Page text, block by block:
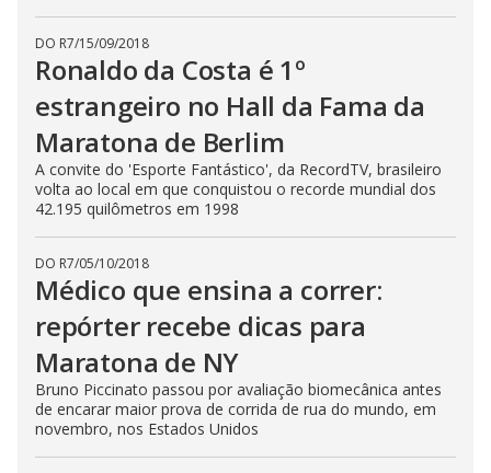
DO R7/15/09/2018
Ronaldo da Costa é 1º
estrangeiro no Hall da Fama da
Maratona de Berlim
A convite do 'Esporte Fantástico', da RecordTV, brasileiro
volta ao local em que conquistou o recorde mundial dos
42.195 quilômetros em 1998
DO R7/05/10/2018
Médico que ensina a correr:
repórter recebe dicas para
Maratona de NY
Bruno Piccinato passou por avaliação biomecânica antes
de encarar maior prova de corrida de rua do mundo, em
novembro, nos Estados Unidos